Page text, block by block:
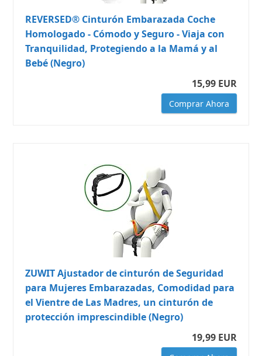
REVERSED® Cinturón Embarazada Coche
Homologado - Cómodo y Seguro - Viaja con
Tranquilidad, Protegiendo a la Mamá y al
Bebé (Negro)
15,99 EUR
Comprar Ahora
ZUWIT Ajustador de cinturón de Seguridad
para Mujeres Embarazadas, Comodidad para
el Vientre de Las Madres, un cinturón de
protección imprescindible (Negro)
19,99 EUR